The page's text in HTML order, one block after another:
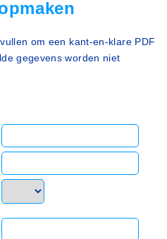
om een kant-en-klare PDF
gegevens worden niet